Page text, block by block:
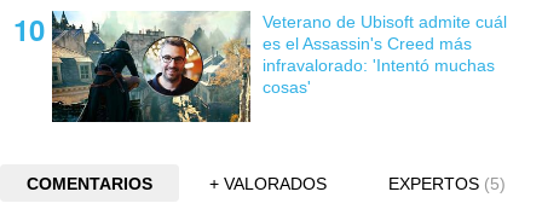
Veterano de Ubisoft admite cuál
es el Assassin's Creed más
infravalorado: 'Intentó muchas
cosas'
COMENTARIOS + VALORADOS EXPERTOS (5)